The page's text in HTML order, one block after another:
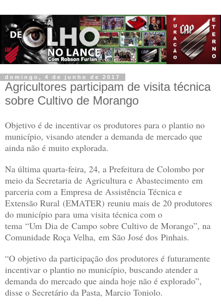
domingo, 4 de junho de 2017
Agricultores participam de visita técnica
sobre Cultivo de Morango
Objetivo é de incentivar os produtores para o plantio no
município, visando atender a demanda de mercado que
ainda não é muito explorada.
Na última quarta-feira, 24, a Prefeitura de Colombo por
meio da Secretaria de Agricultura e Abastecimento em
parceria com a Empresa de Assistência Técnica e
Extensão Rural (EMATER) reuniu mais de 20 produtores
do município para uma visita técnica com o
tema “Um Dia de Campo sobre Cultivo de Morango”, na
Comunidade Roça Velha, em São José dos Pinhais.
“O objetivo da participação dos produtores é futuramente
incentivar o plantio no município, buscando atender a
demanda do mercado que ainda hoje não é explorado”,
disse o Secretário da Pasta, Marcio Toniolo.